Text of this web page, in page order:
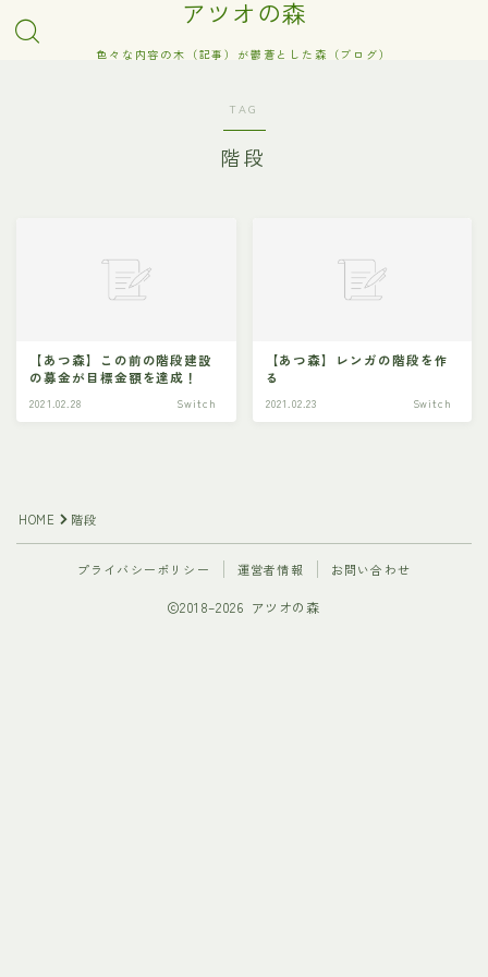
アツオの森
色々な内容の木（記事）が鬱蒼とした森（ブログ）
TAG
階段
【あつ森】この前の階段建設
の募金が目標金額を達成！
2021.02.28 Switch
【あつ森】レンガの階段を作
る
2021.02.23 Switch
HOME 階段
プライバシーポリシー 運営者情報 お問い合わせ
2018–2026 アツオの森